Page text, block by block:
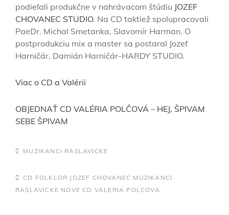
podieľali produkčne v nahrávacom štúdiu JOZEF
CHOVANEC STUDIO. Na CD taktiež spolupracovali
PaeDr. Michal Smetanka, Slavomír Harman. O
postprodukciu mix a master sa postaral Jozef
Harničár, Damián Harničár-HARDY STUDIO.
Viac o CD a Valérii
OBJEDNAŤ CD VALÉRIA POLČOVÁ – HEJ, ŠPIVAM
SEBE ŠPIVAM
CATEGORIES
MUZIKANCI RASLAVICKE
TAGS,
CD FOLKLOR JOZEF CHOVANEC MUZIKANCI
RASLAVICKE NOVE CD VALERIA POLCOVA